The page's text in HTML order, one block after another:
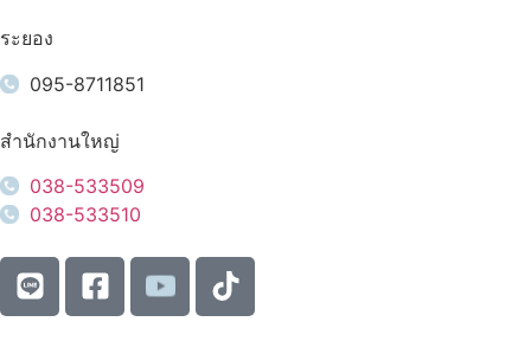
ระยอง
095-8711851
สำนักงานใหญ่
038-533509
038-533510